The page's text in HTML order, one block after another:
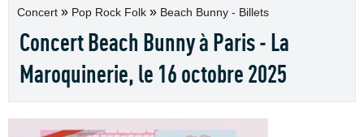
Concert » Pop Rock Folk » Beach Bunny - Billets
Concert Beach Bunny à Paris - La
Maroquinerie, le 16 octobre 2025